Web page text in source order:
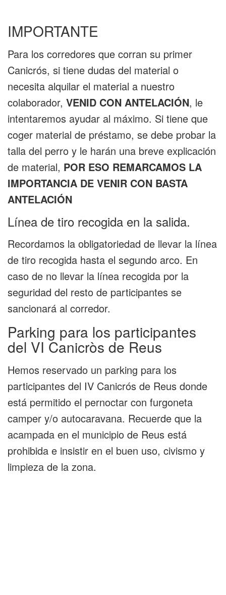
IMPORTANTE
Para los corredores que corran su primer
Canicrós, si tiene dudas del material o
necesita alquilar el material a nuestro
colaborador, VENID CON ANTELACIÓN, le
intentaremos ayudar al máximo. Si tiene que
coger material de préstamo, se debe probar la
talla del perro y le harán una breve explicación
de material, POR ESO REMARCAMOS LA
IMPORTANCIA DE VENIR CON BASTA
ANTELACIÓN
Línea de tiro recogida en la salida.
Recordamos la obligatoriedad de llevar la línea
de tiro recogida hasta el segundo arco. En
caso de no llevar la línea recogida por la
seguridad del resto de participantes se
sancionará al corredor.
Parking para los participantes
del VI Canicròs de Reus
Hemos reservado un parking para los
participantes del IV Canicrós de Reus donde
está permitido el pernoctar con furgoneta
camper y/o autocaravana. Recuerde que la
acampada en el municipio de Reus está
prohibida e insistir en el buen uso, civismo y
limpieza de la zona.